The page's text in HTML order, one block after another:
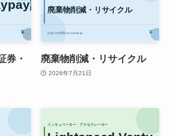
券・
廃棄物削減・リサイクル
2026年7月21日